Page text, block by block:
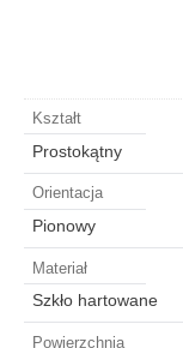
Kształt
Prostokątny
Orientacja
Pionowy
Materiał
Szkło hartowane
Powierzchnia